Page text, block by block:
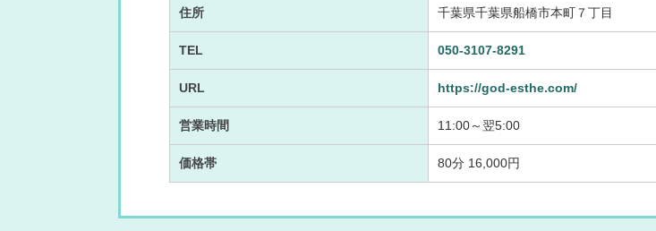
住所 千葉県千葉県船橋市本町７丁目
TEL 050-3107-8291
URL https://god-esthe.com/
営業時間 11:00～翌5:00
価格帯 80分 16,000円